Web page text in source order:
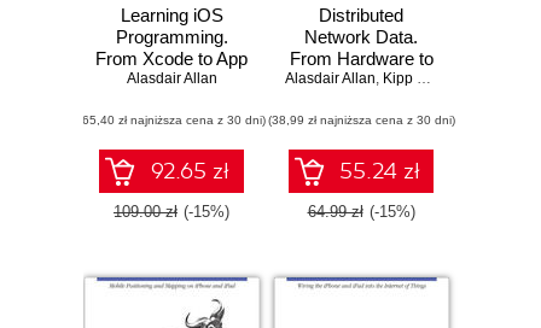
Learning iOS
Programming.
From Xcode to App
Store. 3rd Edition
Alasdair Allan
(65,40 zł najniższa cena z 30 dni)
92.65 zł
109.00 zł (-15%)
Distributed
Network Data.
From Hardware to
Data to
Alasdair Allan, Kipp Bradford
(38,99 zł najniższa cena z 30 dni)
55.24 zł
64.99 zł (-15%)